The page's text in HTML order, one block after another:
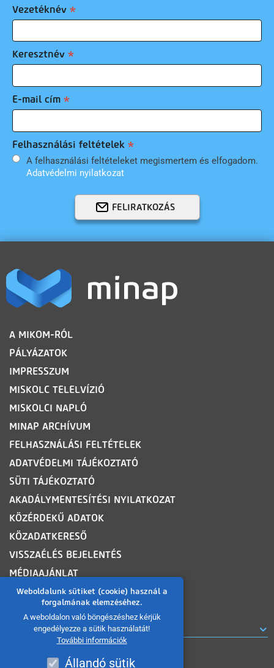
Weboldalunk sütiket (cookie) használ a
forgalmának elemzéséhez.
A weboldalon való böngészéshez kérjük
engedélyezze a sütik használatát!
További információk
Állandó sütik
Vezetéknév
Keresztnév
E-mail cím
Felhasználási feltételek
A felhasználási feltételeket megismertem és elfogadom.
Adatvédelmi nyilatkozat
FELIRATKOZÁS
LÁBLÉC
A MIKOM-RÓL
PÁLYÁZATOK
IMPRESSZUM
MISKOLC TELELVÍZIÓ
MISKOLCI NAPLÓ
MINAP ARCHÍVUM
FELHASZNÁLÁSI FELTÉTELEK
ADATVÉDELMI TÁJÉKOZTATÓ
SÜTI TÁJÉKOZTATÓ
AKADÁLYMENTESÍTÉSI NYILATKOZAT
KÖZÉRDEKŰ ADATOK
KÖZADATKERESŐ
VISSZAÉLÉS BEJELENTÉS
MÉDIAAJÁNLAT
OLDALTÉRKÉP
ROVATOK